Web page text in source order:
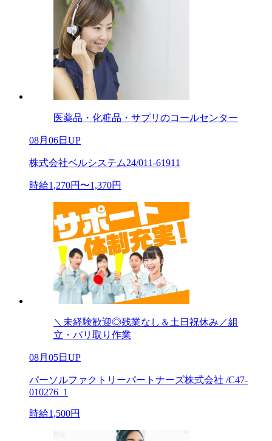
医薬品・化粧品・サプリのコールセンター
08月06日UP
株式会社ベルシステム24/011-61911
時給1,270円〜1,370円
＼未経験歓迎◎残業なし＆土日祝休み／組
立・バリ取り作業
08月05日UP
パーソルファクトリーパートナーズ株式会社 /C47-
010276_1
時給1,500円